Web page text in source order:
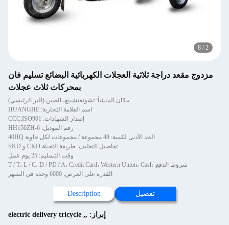
2
/
8
مزدوج مقعد دراجة ثلاثية العجلات الكهربائية البضائع تسليم فان
بمحركات ثلاث عجلات
مكان المنشأ: تشونغتشينغ، الصين (البر الرئيسي)
اسم العلامة التجارية: HUANGHE
إصدار الشهادات: CCC;ISO901
رقم الموديل: HH150ZH-6
الحد الأدنى لكمية: 48 مجموعة / مجموعات لكل حاوية 40HQ
تفاصيل التغليف: طريقة التعبئة CKD و SKD
وقت التسليم: 25 يوم عمل
شروط الدفع: T / T، L / C، D / PD / A، Credit Card، Western Union، Cash
القدرة على العرض: 6000 وحدة في الشهر
تفصيل Description
إبراز: ,
,
electric delivery tricycle